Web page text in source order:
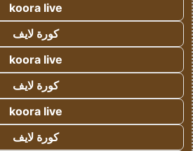
koora live
كورة لايف
koora live
كورة لايف
koora live
كورة لايف